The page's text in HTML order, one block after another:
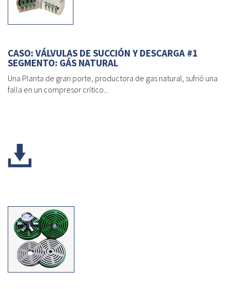
CASO: VÁLVULAS DE SUCCIÓN Y DESCARGA #1
SEGMENTO: GÁS NATURAL
Una Planta de gran porte, productora de gas natural, sufrió una
falla en un compresor crítico...